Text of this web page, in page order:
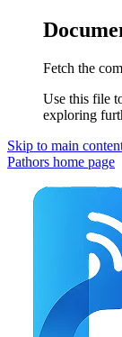
Fetch the
Use this file
exploring
Skip to main
Pathors home page